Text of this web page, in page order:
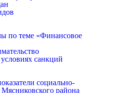
по теме «Финансовое
санкций
социально-
района